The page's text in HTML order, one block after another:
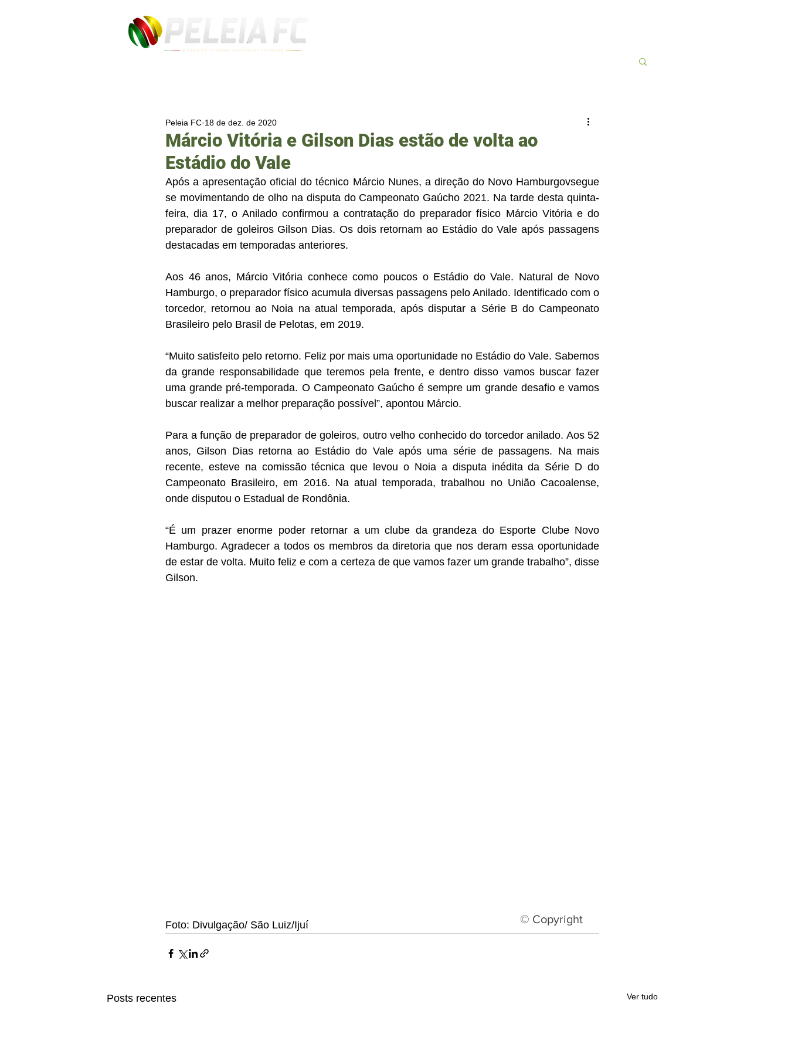
Márcio Vitória e Gilson Dias estão de volta ao
Estádio do Vale
Peleia FC 18 de dez. de 2020
Após a apresentação oficial do técnico Márcio Nunes, a direção do Novo Hamburgovsegue
se movimentando de olho na disputa do Campeonato Gaúcho 2021. Na tarde desta quinta-
feira, dia 17, o Anilado confirmou a contratação do preparador físico Márcio Vitória e do
preparador de goleiros Gilson Dias. Os dois retornam ao Estádio do Vale após passagens
destacadas em temporadas anteriores.
Aos 46 anos, Márcio Vitória conhece como poucos o Estádio do Vale. Natural de Novo
Hamburgo, o preparador físico acumula diversas passagens pelo Anilado. Identificado com o
torcedor, retornou ao Noia na atual temporada, após disputar a Série B do Campeonato
Brasileiro pelo Brasil de Pelotas, em 2019.
“Muito satisfeito pelo retorno. Feliz por mais uma oportunidade no Estádio do Vale. Sabemos
da grande responsabilidade que teremos pela frente, e dentro disso vamos buscar fazer
uma grande pré-temporada. O Campeonato Gaúcho é sempre um grande desafio e vamos
buscar realizar a melhor preparação possível”, apontou Márcio.
Para a função de preparador de goleiros, outro velho conhecido do torcedor anilado. Aos 52
anos, Gilson Dias retorna ao Estádio do Vale após uma série de passagens. Na mais
recente, esteve na comissão técnica que levou o Noia a disputa inédita da Série D do
Campeonato Brasileiro, em 2016. Na atual temporada, trabalhou no União Cacoalense,
onde disputou o Estadual de Rondônia.
“É um prazer enorme poder retornar a um clube da grandeza do Esporte Clube Novo
Hamburgo. Agradecer a todos os membros da diretoria que nos deram essa oportunidade
de estar de volta. Muito feliz e com a certeza de que vamos fazer um grande trabalho”, disse
Gilson.
Foto: Divulgação/ São Luiz/Ijuí
Posts recentes Ver tudo
© Copyright